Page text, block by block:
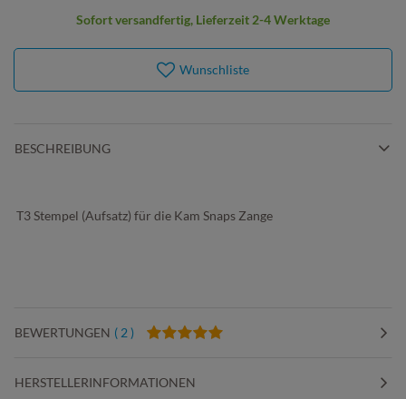
Sofort versandfertig, Lieferzeit 2-4 Werktage
Wunschliste
BESCHREIBUNG
T3 Stempel (Aufsatz) für die Kam Snaps Zange
BEWERTUNGEN ( 2 )
HERSTELLERINFORMATIONEN